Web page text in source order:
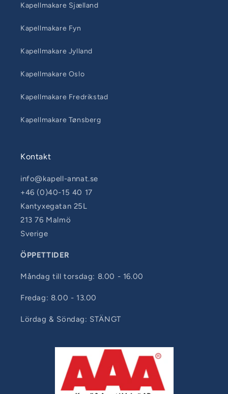
Kapellmakare Sjælland
Kapellmakare Fyn
Kapellmakare Jylland
Kapellmakare Oslo
Kapellmakare Fredrikstad
Kapellmakare Tønsberg
Kontakt
info@kapell-annat.se
+46 (0)40-15 40 17
Kantyxegatan 25L
213 76 Malmö
Sverige
ÖPPETTIDER
Måndag till torsdag: 8.00 - 16.00
Fredag: 8.00 - 13.00
Lördag & Söndag: STÄNGT